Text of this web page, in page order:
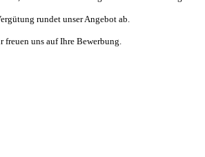
rundet unser Angebot ab.
freuen uns auf Ihre Bewerbung.